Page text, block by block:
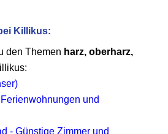
Killikus:
den Themen harz, oberharz,
und
- Günstige Zimmer und